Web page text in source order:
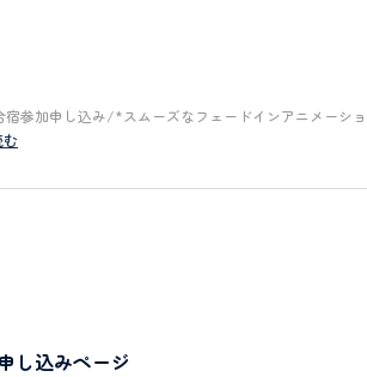
宿参加申し込み/*スムーズなフェードインアニメーシ
む
込みページ